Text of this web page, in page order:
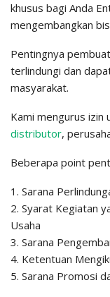
khusus bagi Anda
mengembangkan
Pentingnya
terlindungi dan
masyarakat.
Kami mengurus izin
distributor,
Beberapa point
1. Sarana
2. Syarat Kegiatan
Usaha
3. Sarana
4. Ketentuan
5. Sarana Promosi